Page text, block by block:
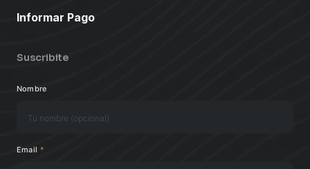
Informar Pago
Suscribite
Nombre
Email *